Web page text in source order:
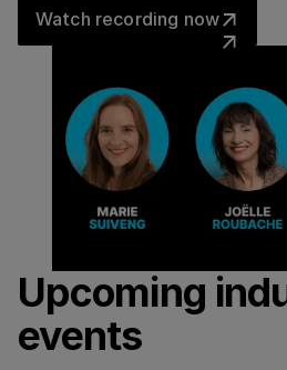
Watch recording
Watch recording now
Upcoming
events